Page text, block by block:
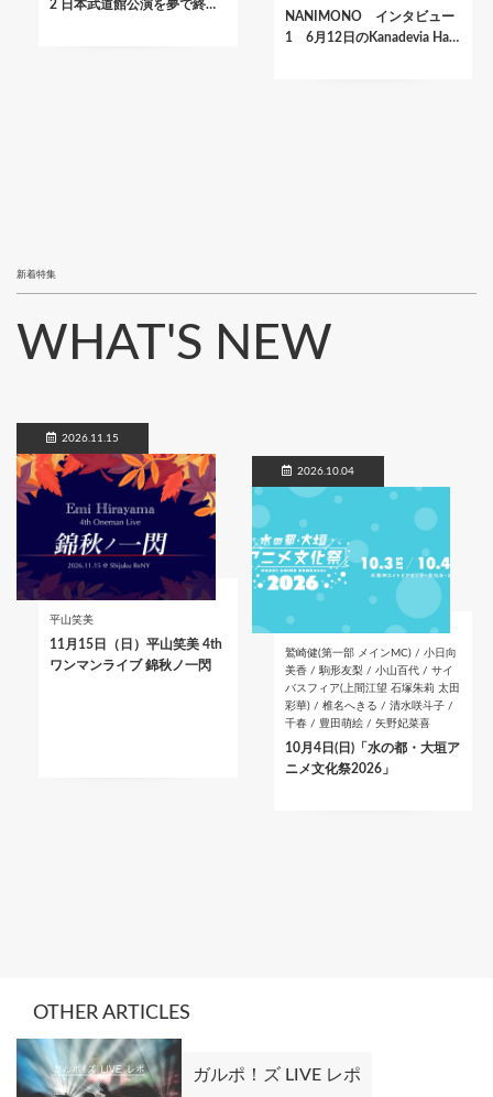
2 日本武道館公演を夢で終…
NANIMONO インタビュー
1 6月12日のKanadevia Ha…
新着特集
WHAT'S NEW
2026.11.15
平山笑美
11月15日（日）平山笑美 4th
ワンマンライブ 錦秋ノ一閃
2026.10.04
鷲崎健(第一部 メインMC) / 小日向
美香 / 駒形友梨 / 小山百代 / サイ
バスフィア(上間江望 石塚朱莉 太田
彩華) / 椎名へきる / 清水咲斗子 /
千春 / 豊田萌絵 / 矢野妃菜喜
10月4日(日)「水の都・大垣ア
ニメ文化祭2026」
OTHER ARTICLES
ガルポ！ズ LIVE レポ